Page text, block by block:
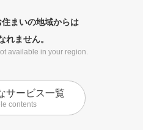
まいの地域からは
れません。
available in your region.
サービス一覧
contents